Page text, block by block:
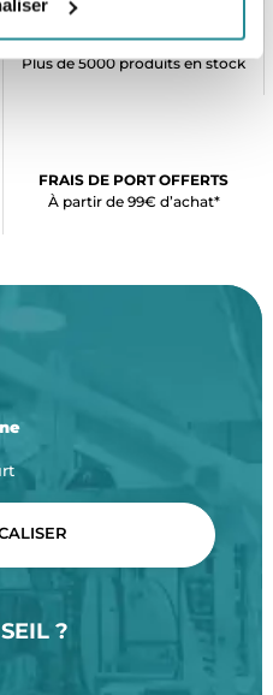
STOCK EN TEMPS RÉEL
Plus de 5000 produits en stock
FRAIS DE PORT OFFERTS
À partir de 99€ d’achat*
?